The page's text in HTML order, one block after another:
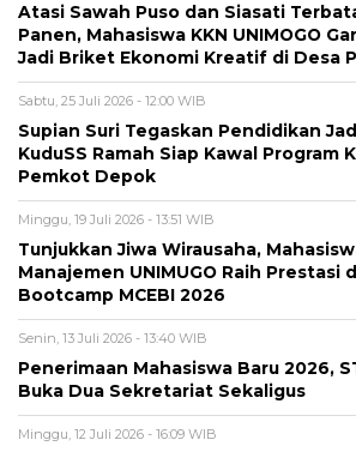
Atasi Sawah Puso dan Siasati
Panen, Mahasiswa KKN UNIMOGO
Jadi Briket Ekonomi Kreatif di Desa
Sabtu, 25 Juli 2026 - 12:00 WIB
Supian Suri Tegaskan Pendidikan
KuduSS Ramah Siap Kawal Program
Pemkot Depok
Minggu, 19 Juli 2026 - 13:51 WIB
Tunjukkan Jiwa Wirausaha,
Manajemen UNIMUGO Raih Prestasi
Bootcamp MCEBI 2026
Senin, 13 Juli 2026 - 13:40 WIB
Penerimaan Mahasiswa Baru 2026,
Buka Dua Sekretariat Sekaligus
Minggu, 12 Juli 2026 - 16:09 WIB